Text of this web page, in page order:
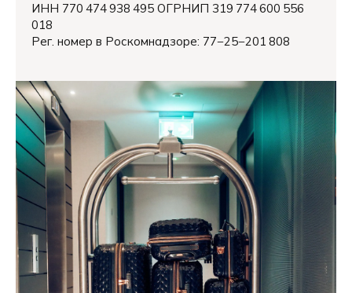
ИНН 770 474 938 495 ОГРНИП 319 774 600 556
018
Рег. номер в Роскомнадзоре: 77−25−201 808